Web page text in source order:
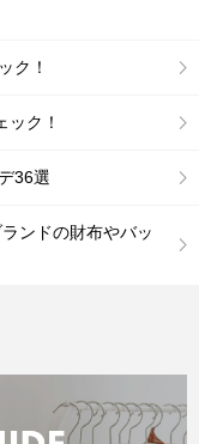
ク！
ク！
36選
ンドの財布やバッ